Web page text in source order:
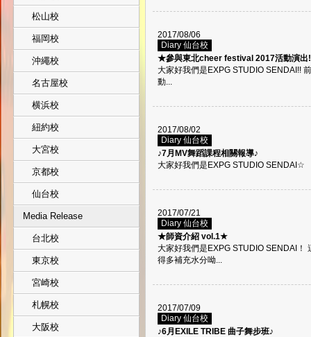
松山校
福岡校
沖繩校
名古屋校
横浜校
紐約校
大宮校
京都校
仙台校
Media Release
台北校
東京校
宮崎校
札幌校
大阪校
2017/08/06
Diary 仙台校
★參與東北cheer festival 2017活動演
大家好我們是EXPG STUDIO SENDAI!!
動...
2017/08/02
Diary 仙台校
♪7月MV舞蹈課程相關報導♪
大家好我們是EXPG STUDIO SENDAI☆
2017/07/21
Diary 仙台校
★師資介紹 vol.1★
大家好我們是EXPG STUDIO SENDAI！
得多補充水分呦...
2017/07/09
Diary 仙台校
♪6月EXILE TRIBE 曲子舞步班♪